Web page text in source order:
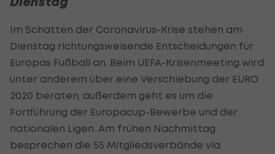
Im Schatten der Coronavirus-Krise stehen am
Dienstag richtungsweisende Entscheidungen für
Europas Fußball an. Beim UEFA-Krisenmeeting wird
unter anderem über eine Verschiebung der EURO
2020 beraten, außerdem geht es um die
Fortführung der Europacup-Bewerbe und der
nationalen Ligen. Am frühen Nachmittag
besprechen die 55 Mitgliedsverbände via